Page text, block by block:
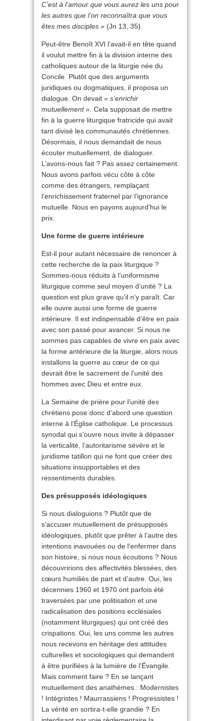
C’est à l’amour que vous aurez les uns pour
les autres que l’on reconnaîtra que vous
êtes mes disciples » (Jn 13, 35).
Peut-être Benoît XVI l’avait-il en tête quand
il voulut mettre fin à la division interne des
catholiques autour de la liturgie née du
Concile. Plutôt que des arguments
juridiques ou dogmatiques, il proposa un
dialogue. On devait « s’enrichir
mutuellement ». Cela supposait de mettre
fin à la guerre liturgique fratricide qui avait
tant divisé les communautés chrétiennes.
Désormais, il nous demandait de nous
écouter mutuellement, de dialoguer.
L’avons-nous fait ? Pas assez certainement.
Nous avons parfois vécu côte à côte
comme des étrangers, remplaçant
l’enrichissement fraternel par l’ignorance
mutuelle. Nous en payons aujourd’hui le
prix.
Une forme de guerre intérieure
Est-il pour autant nécessaire de renoncer à
cette recherche de la paix liturgique ?
Sommes-nous réduits à l’uniformisme
liturgique comme seul moyen d’unité ? La
question est plus grave qu’il n’y paraît. Car
elle ouvre aussi une forme de guerre
intérieure. Il est indispensable d’être en paix
avec son passé pour avancer. Si nous ne
sommes pas capables de vivre en paix avec
la forme antérieure de la liturgie, alors nous
installons la guerre au cœur de ce qui
devrait être le sacrement de l’unité des
hommes avec Dieu et entre eux.
La Semaine de prière pour l’unité des
chrétiens pose donc d’abord une question
interne à l’Église catholique. Le processus
synodal qui s’ouvre nous invite à dépasser
la verticalité, l’autoritarisme sévère et le
juridisme tatillon qui ne font que créer des
situations insupportables et des
ressentiments durables.
Des présupposés idéologiques
Si nous dialoguions ? Plutôt que de
s’accuser mutuellement de présupposés
idéologiques, plutôt que prêter à l’autre des
intentions inavouées ou de l’enfermer dans
son histoire, si nous nous écoutions ? Nous
découvririons des affectivités blessées, des
cœurs humiliés de part et d’autre. Oui, les
décennies 1960 et 1970 ont parfois été
traversées par une politisation et une
radicalisation des positions ecclésiales
(notamment liturgiques) qui ont créé des
crispations. Oui, les uns comme les autres
nous recevons en héritage des attitudes
culturelles et sociologiques qui demandent
à être purifiées à la lumière de l’Évangile.
Mais comment faire ? En se lançant
mutuellement des anathèmes : Modernistes
! Intégristes ! Maurrassiens ! Progressistes !
La vérité en sortira-t-elle grandie ? En